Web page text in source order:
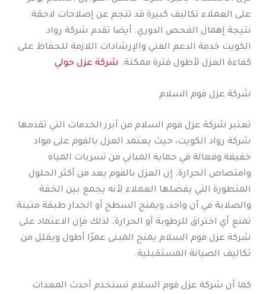
على العملاء تكاليف كبيرة قد تنجم عن إصلاحات لاحقة
نتيجة إهمال الفحص الدوري. أيضا تقدم شركة رواد
الكويت خدمة الدعم الفني والإرشادات اللازمة للحفاظ على
كفاءة العزل لأطول فترة ممكنة. شركة عزل حولي
شركة عزل فوم السلام
تعتبر شركة عزل فوم السلام من أبرز الخدمات التي تقدمها
شركة رواد الكويت، حيث يعتمد العزل بالفوم على مواد
خفيفة وفعالة في حماية المباني من تسربات المياه
وامتصاص الحرارة. إن العزل بالفوم يعد من أكثر الحلول
المتطورة التي يفضلها العملاء لأنه يجمع بين الخفة
والصلابة في آن واحد، ويمنح السطح أو الجدار طبقة متينة
تمنع أي اختراق للرطوبة أو الحرارة. لذلك فإن الاعتماد على
شركة عزل فوم السلام يمنح المبنى عمرًا أطول ويقلل من
تكاليف الصيانة المستقبلية.
كما أن شركة عزل فوم السلام تستخدم أحدث المعدات